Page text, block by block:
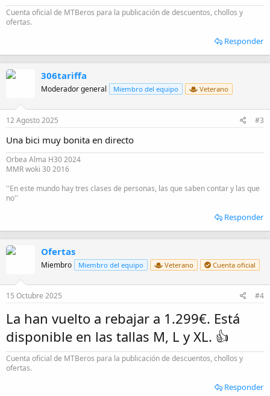
Cuenta oficial de MTBeros para la publicación de descuentos, chollos y
ofertas.
Responder
306tariffa
Moderador general Miembro del equipo Veterano
12 Agosto 2025 #3
Una bici muy bonita en directo
Orbea Alma H30 2024
MMR woki 30 2016
''En este mundo hay tres clases de personas, las que saben contar y las que
no''
Responder
Ofertas
Miembro Miembro del equipo Veterano Cuenta oficial
15 Octubre 2025 #4
La han vuelto a rebajar a 1.299€. Está
disponible en las tallas M, L y XL. 👍
Cuenta oficial de MTBeros para la publicación de descuentos, chollos y
ofertas.
Responder